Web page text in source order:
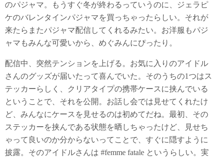
のパジャマ。もうすぐ冬が終わるっていうのに、ジェラピ
ケのバレンタインパジャマを買っちゃったらしい。それが
来たらまたパジャマ配信してくれるみたい。お洋服もパジ
ャマもみんな可愛いから、めぐみんにぴったり。
配信中、突然テンションを上げる。お気に入りのアイドル
さんのグッズが届いたって喜んでいた。そのうちの1つはス
テッカーらしく、クリアタイプの携帯ケースに挟んでいる
ということで、それを公開。お話し会では見せてくれたけ
ど、みんなにケースを見せるのは初めてだね。最初、その
ステッカーを挟んである状態を晒しちゃったけど、見せち
ゃって良いのか分からないってことで、すぐに隠すように
披露。そのアイドルさんは #femme fatale というらしい。実